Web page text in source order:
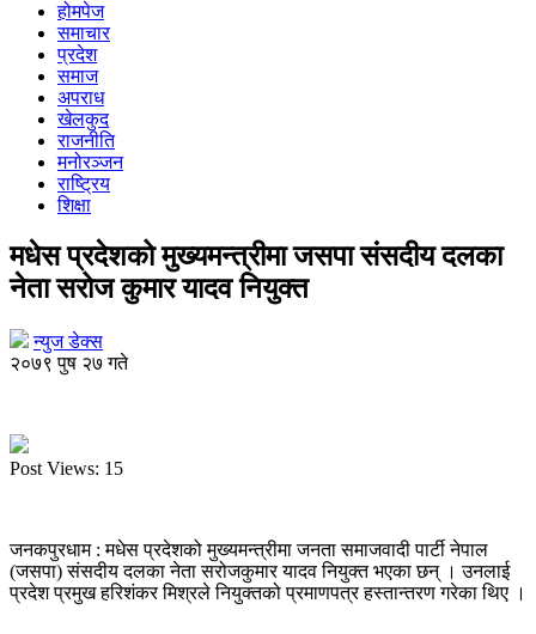
होमपेज
समाचार
प्रदेश
समाज
अपराध
खेलकुद
राजनीति
मनोरञ्जन
राष्ट्रिय
शिक्षा
मधेस प्रदेशको मुख्यमन्त्रीमा जसपा संसदीय दलका
नेता सरोज कुमार यादव नियुक्त
न्युज डेक्स
२०७९ पुष २७ गते
Post Views: 15
जनकपुरधाम : मधेस प्रदेशको मुख्यमन्त्रीमा जनता समाजवादी पार्टी नेपाल
(जसपा) संसदीय दलका नेता सरोजकुमार यादव नियुक्त भएका छन् । उनलाई
प्रदेश प्रमुख हरिशंकर मिश्रले नियुक्तको प्रमाणपत्र हस्तान्तरण गरेका थिए ।